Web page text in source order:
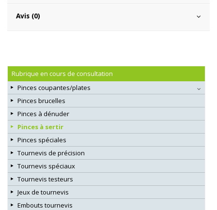
Avis (0)
Rubrique en cours de consultation
Pinces coupantes/plates
Pinces brucelles
Pinces à dénuder
Pinces à sertir
Pinces spéciales
Tournevis de précision
Tournevis spéciaux
Tournevis testeurs
Jeux de tournevis
Embouts tournevis